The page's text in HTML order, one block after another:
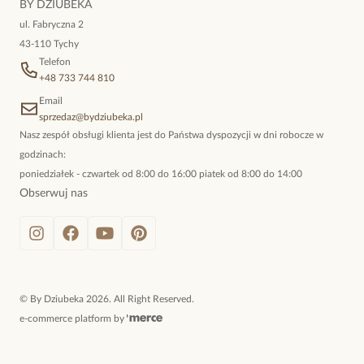
BY DZIUBEKA
ul. Fabryczna 2
43-110 Tychy
Telefon
+48 733 744 810
Email
sprzedaz@bydziubeka.pl
Nasz zespół obsługi klienta jest do Państwa dyspozycji w dni robocze w
godzinach:
poniedziałek - czwartek od 8:00 do 16:00 piatek od 8:00 do 14:00
Obserwuj nas
© By Dziubeka 2026. All Right Reserved.
e-commerce platform by